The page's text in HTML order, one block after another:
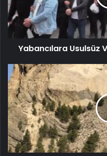
Yabancılara Usulsüz